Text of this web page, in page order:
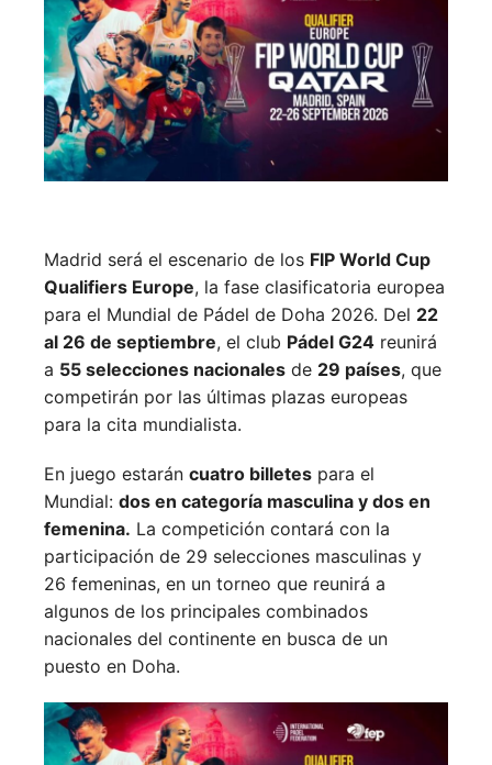
Madrid será el escenario de los FIP World Cup
Qualifiers Europe, la fase clasificatoria europea
para el Mundial de Pádel de Doha 2026. Del 22
al 26 de septiembre, el club Pádel G24 reunirá
a 55 selecciones nacionales de 29 países, que
competirán por las últimas plazas europeas
para la cita mundialista.
En juego estarán cuatro billetes para el
Mundial: dos en categoría masculina y dos en
femenina. La competición contará con la
participación de 29 selecciones masculinas y
26 femeninas, en un torneo que reunirá a
algunos de los principales combinados
nacionales del continente en busca de un
puesto en Doha.